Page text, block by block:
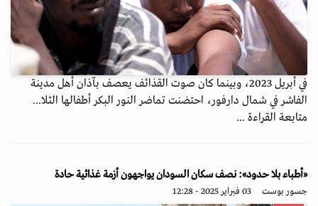
في أبريل 2023، وبينما كان صوت القذائف يعصف بآذان أهل مدينة
الفاشر في شمال دارفور، احتضنت تماضر النور البكر أطفالها الثلا...
متابعة القراءة ...
«أطباء بلا حدود»: نصف سكان السودان يواجهون أزمة غذائية حادة
جسور بوست 03 فبراير 2025 - 12:28